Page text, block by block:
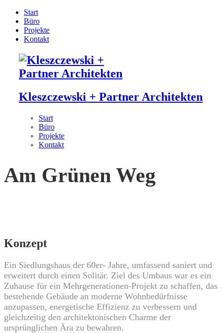
Start
Büro
Projekte
Kontakt
Kleszczewski + Partner Architekten
Start
Büro
Projekte
Kontakt
Am Grünen Weg
Konzept
Ein Siedlungshaus der 60er- Jahre, umfassend saniert und
erweitert durch einen Solitär. Ziel des Umbaus war es ein
Zuhause für ein Mehrgenerationen-Projekt zu schaffen, das
bestehende Gebäude an moderne Wohnbedürfnisse
anzupassen, energetische Effizienz zu verbessern und
gleichzeitig den architektonischen Charme der
ursprünglichen Ära zu bewahren.